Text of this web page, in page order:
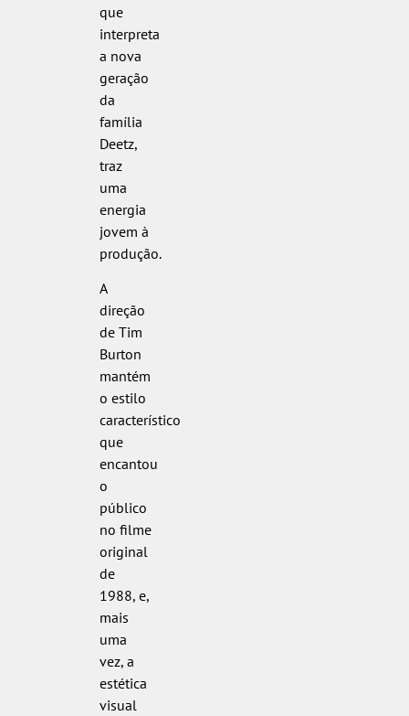
que
interpreta
a nova
geração
da
família
Deetz,
traz
uma
energia
jovem à
produção.
A
direção
de Tim
Burton
mantém
o estilo
característico
que
encantou
o
público
no filme
original
de
1988, e,
mais
uma
vez, a
estética
visual